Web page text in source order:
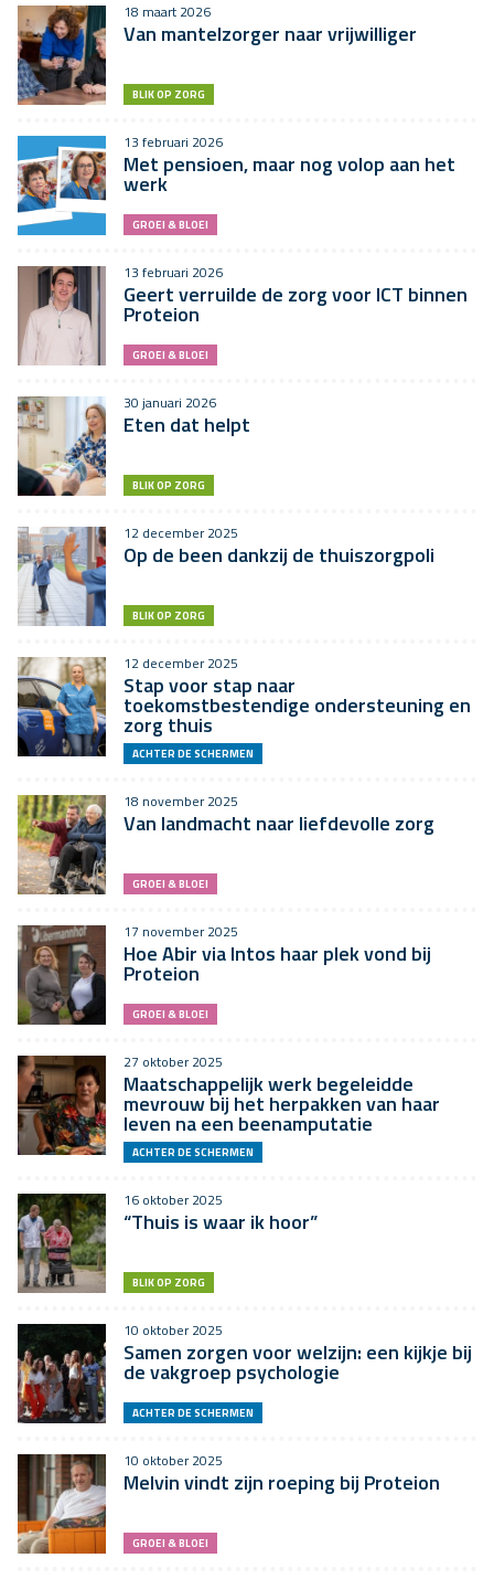
18 maart 2026
Van mantelzorger naar vrijwilliger
BLIK OP ZORG
13 februari 2026
Met pensioen, maar nog volop aan het
werk
GROEI & BLOEI
13 februari 2026
Geert verruilde de zorg voor ICT binnen
Proteion
GROEI & BLOEI
30 januari 2026
Eten dat helpt
BLIK OP ZORG
12 december 2025
Op de been dankzij de thuiszorgpoli
BLIK OP ZORG
12 december 2025
Stap voor stap naar
toekomstbestendige ondersteuning en
zorg thuis
ACHTER DE SCHERMEN
18 november 2025
Van landmacht naar liefdevolle zorg
GROEI & BLOEI
17 november 2025
Hoe Abir via Intos haar plek vond bij
Proteion
GROEI & BLOEI
27 oktober 2025
Maatschappelijk werk begeleidde
mevrouw bij het herpakken van haar
leven na een beenamputatie
ACHTER DE SCHERMEN
16 oktober 2025
“Thuis is waar ik hoor”
BLIK OP ZORG
10 oktober 2025
Samen zorgen voor welzijn: een kijkje bij
de vakgroep psychologie
ACHTER DE SCHERMEN
10 oktober 2025
Melvin vindt zijn roeping bij Proteion
GROEI & BLOEI